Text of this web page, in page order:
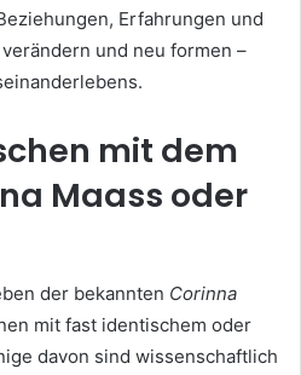
Erfahrungen und
und neu formen –
mit dem
Maass oder
der bekannten Corinna
mit fast identischem oder
davon sind wissenschaftlich